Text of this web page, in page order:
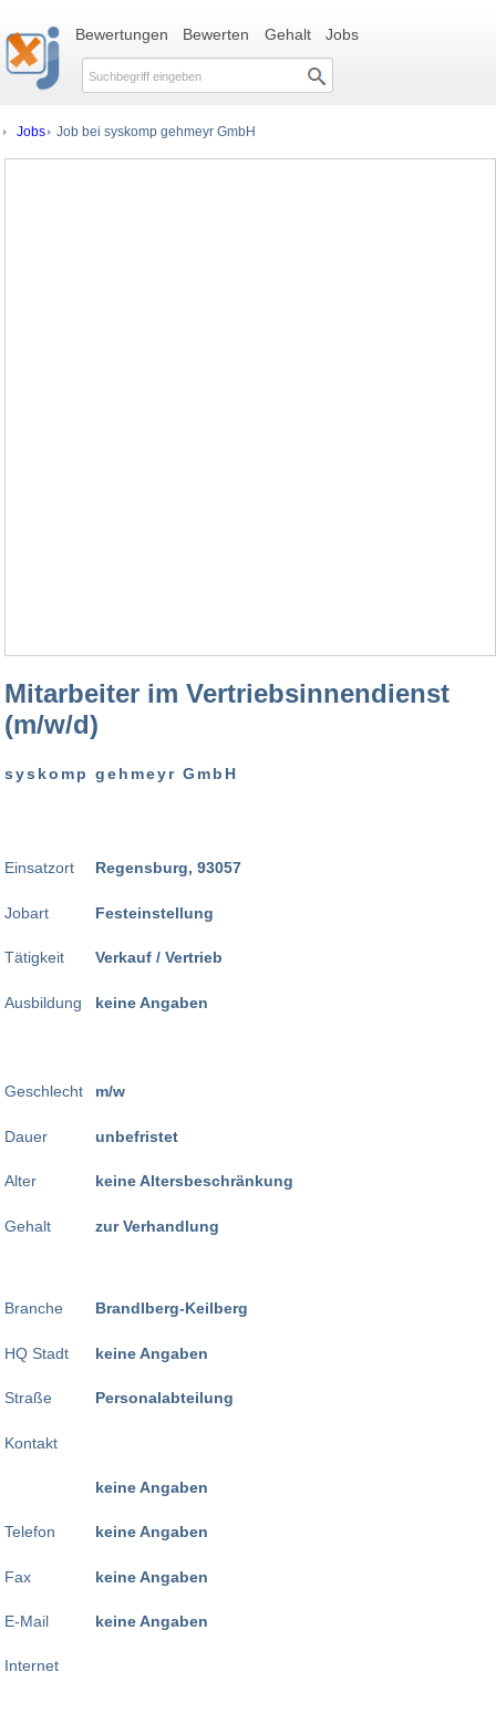
Bewertungen Bewerten Gehalt Jobs
Jobs Job bei syskomp gehmeyr GmbH
Mitarbeiter im Vertriebsinnendienst
(m/w/d)
syskomp gehmeyr GmbH
Einsatzort
Jobart
Tätigkeit
Ausbildung
Geschlecht
Dauer
Alter
Gehalt
Regensburg, 93057
Festeinstellung
Verkauf / Vertrieb
keine Angaben
m/w
unbefristet
keine Altersbeschränkung
zur Verhandlung
Branche
HQ Stadt
Straße
Kontakt
Telefon
Fax
E-Mail
Internet
Brandlberg-Keilberg
keine Angaben
Personalabteilung
keine Angaben
keine Angaben
keine Angaben
keine Angaben